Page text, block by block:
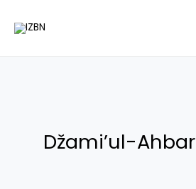
Džami’ul-Ahbar